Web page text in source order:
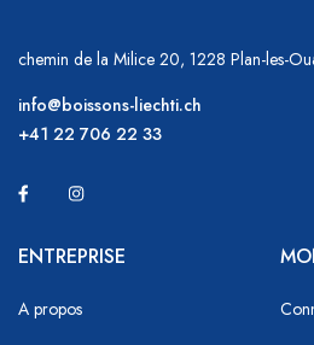
chemin de la Milice 20, 1228 Plan-les-
info@boissons-liechti.ch
+41 22 706 22 33
ENTREPRISE
A propos